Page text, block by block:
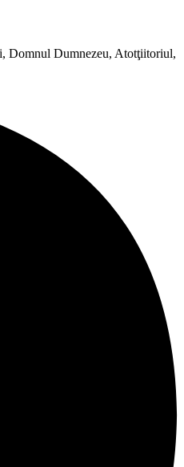
Domnul Dumnezeu, Atotţiitoriul,